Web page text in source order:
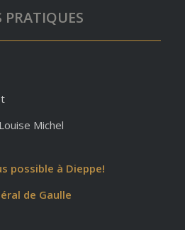
Michel
possible à Dieppe!
de Gaulle